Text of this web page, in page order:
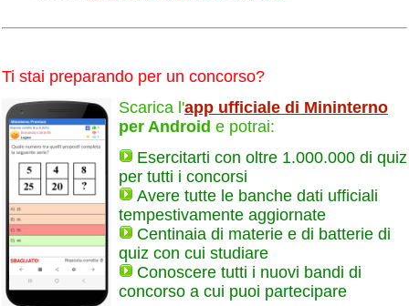
Ti stai preparando per un concorso?
Scarica l'app ufficiale di Mininterno
per Android e potrai:
Esercitarti con oltre 1.000.000 di quiz
per tutti i concorsi
Avere tutte le banche dati ufficiali
tempestivamente aggiornate
Centinaia di materie e di batterie di
quiz con cui studiare
Conoscere tutti i nuovi bandi di
concorso a cui puoi partecipare